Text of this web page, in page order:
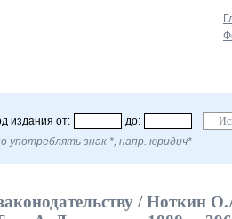
издания от: до:
употреблять знак *, напр. юридич*
/